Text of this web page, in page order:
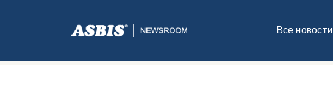
Все новости
Метка:DISTRIBUTION AGREEMENT